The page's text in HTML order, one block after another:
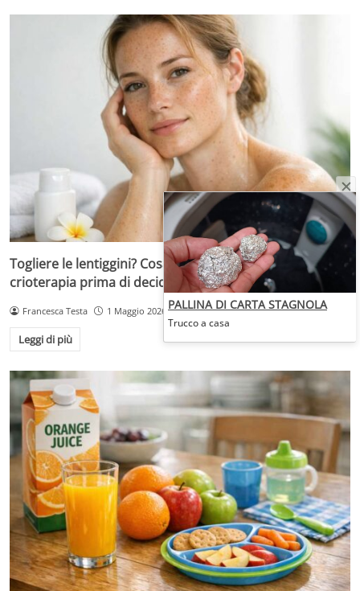
Togliere le lentiggini? Cosa sapere su laser, peeling e
crioterapia prima di decidere
Francesca Testa 1 Maggio 2026
Leggi di più
PALLINA DI CARTA STAGNOLA
Trucco a casa